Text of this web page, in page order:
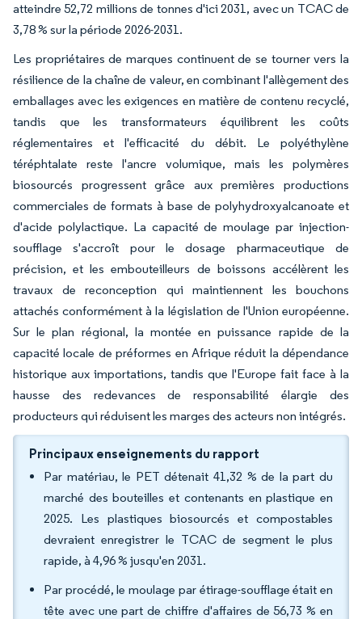
atteindre 52,72 millions de tonnes d'ici 2031, avec un TCAC de
3,78 % sur la période 2026-2031.
Les propriétaires de marques continuent de se tourner vers la
résilience de la chaîne de valeur, en combinant l'allègement des
emballages avec les exigences en matière de contenu recyclé,
tandis que les transformateurs équilibrent les coûts
réglementaires et l'efficacité du débit. Le polyéthylène
téréphtalate reste l'ancre volumique, mais les polymères
biosourcés progressent grâce aux premières productions
commerciales de formats à base de polyhydroxyalcanoate et
d'acide polylactique. La capacité de moulage par injection-
soufflage s'accroît pour le dosage pharmaceutique de
précision, et les embouteilleurs de boissons accélèrent les
travaux de reconception qui maintiennent les bouchons
attachés conformément à la législation de l'Union européenne.
Sur le plan régional, la montée en puissance rapide de la
capacité locale de préformes en Afrique réduit la dépendance
historique aux importations, tandis que l'Europe fait face à la
hausse des redevances de responsabilité élargie des
producteurs qui réduisent les marges des acteurs non intégrés.
Principaux enseignements du rapport
Par matériau, le PET détenait 41,32 % de la part du
marché des bouteilles et contenants en plastique en
2025. Les plastiques biosourcés et compostables
devraient enregistrer le TCAC de segment le plus
rapide, à 4,96 % jusqu'en 2031.
Par procédé, le moulage par étirage-soufflage était en
tête avec une part de chiffre d'affaires de 56,73 % en